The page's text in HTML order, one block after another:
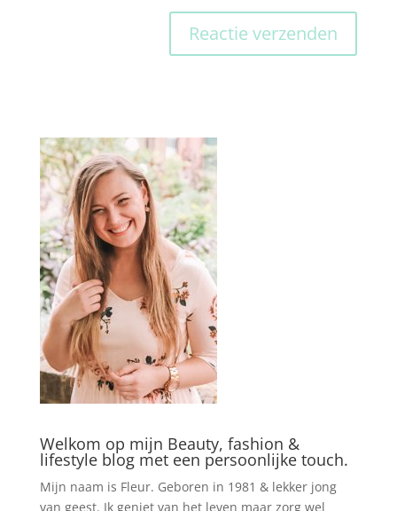
Welkom op mijn Beauty, fashion &
lifestyle blog met een persoonlijke touch.
Mijn naam is Fleur. Geboren in 1981 & lekker jong
van geest. Ik geniet van het leven maar zorg wel